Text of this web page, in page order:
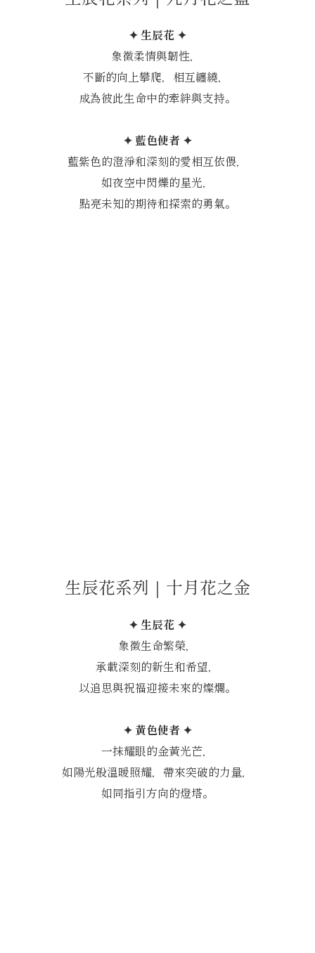
✦ 生辰花 ✦
象徵柔情與韌性，
不斷的向上攀爬，相互纏繞，
成為彼此生命中的牽絆與支持。
✦ 藍色使者 ✦
藍紫色的澄淨和深刻的愛相互依偎，
如夜空中閃爍的星光，
點亮未知的期待和探索的勇氣。
生辰花系列｜十月花之金
✦ 生辰花 ✦
象徵生命繁榮，
承載深刻的新生和希望，
以追思與祝福迎接未來的燦爛。
✦ 黃色使者 ✦
一抹耀眼的金黃光芒，
如陽光般溫暖照耀，帶來突破的力量，
如同指引方向的燈塔。